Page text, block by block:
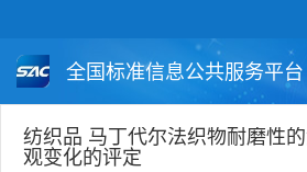
全国标准信息公共服务平台
国家标准 行业标准
纺织品 马丁代尔法织物耐磨性
观变化的评定